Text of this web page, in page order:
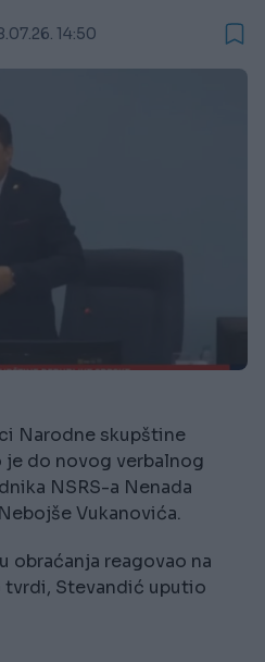
14:50
Narodne skupštine
je do novog verbalnog
NSRS-a Nenada
Vukanovića.
obraćanja reagovao na
tvrdi, Stevandić uputio